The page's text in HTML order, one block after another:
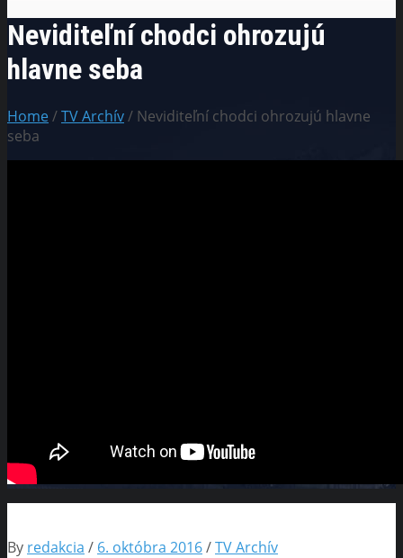
Neviditeľní chodci ohrozujú
hlavne seba
Home/TV Archív/ Neviditeľní chodci ohrozujú hlavne
seba
By redakcia / 6. októbra 2016/TV Archív